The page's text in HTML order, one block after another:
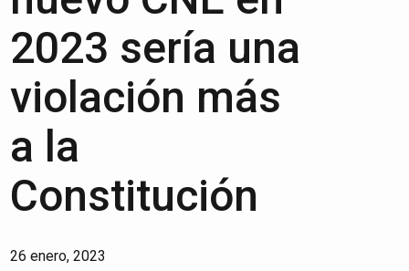
2023 sería una
violación más
a la
Constitución
26 enero, 2023